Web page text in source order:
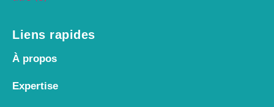
Liens rapides
À propos
Expertise